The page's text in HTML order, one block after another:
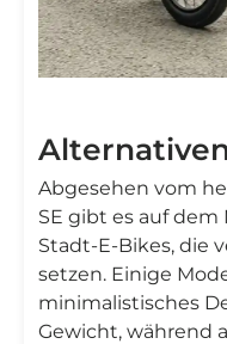
Abgesehen vom
SE gibt es auf
Stadt-E-Bikes, die
setzen. Einige
minimalistisches
Gewicht, während